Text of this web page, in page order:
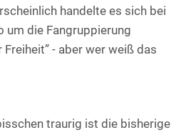
handelte es sich bei
um die Fangruppierung
Freiheit” - aber wer weiß das
traurig ist die bisherige